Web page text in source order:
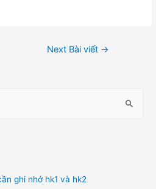
Next Bài viết →
ghi nhớ hk1 và hk2